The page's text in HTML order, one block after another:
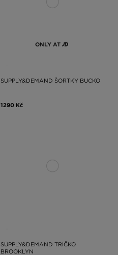
ONLY AT
SUPPLY&DEMAND ŠORTKY BUCKO
1290 Kč
SUPPLY&DEMAND TRIČKO
BROOKLYN